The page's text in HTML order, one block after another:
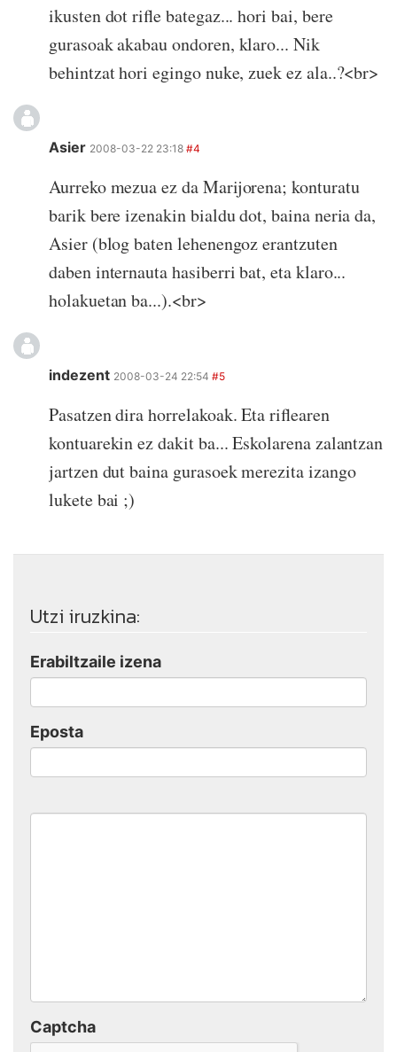
ikusten dot rifle bategaz... hori bai, bere
gurasoak akabau ondoren, klaro... Nik
behintzat hori egingo nuke, zuek ez ala..?<br>
Asier 2008-03-22 23:18 #4
Aurreko mezua ez da Marijorena; konturatu
barik bere izenakin bialdu dot, baina neria da,
Asier (blog baten lehenengoz erantzuten
daben internauta hasiberri bat, eta klaro...
holakuetan ba...).<br>
indezent 2008-03-24 22:54 #5
Pasatzen dira horrelakoak. Eta riflearen
kontuarekin ez dakit ba... Eskolarena zalantzan
jartzen dut baina gurasoek merezita izango
lukete bai ;)
Utzi iruzkina:
Erabiltzaile izena
Eposta
Captcha